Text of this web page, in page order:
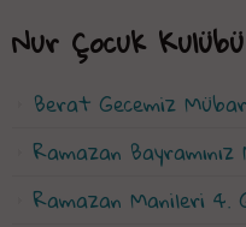
Nur Çocuk
Berat Gecemiz
Ramazan
Ramazan Manileri 4.